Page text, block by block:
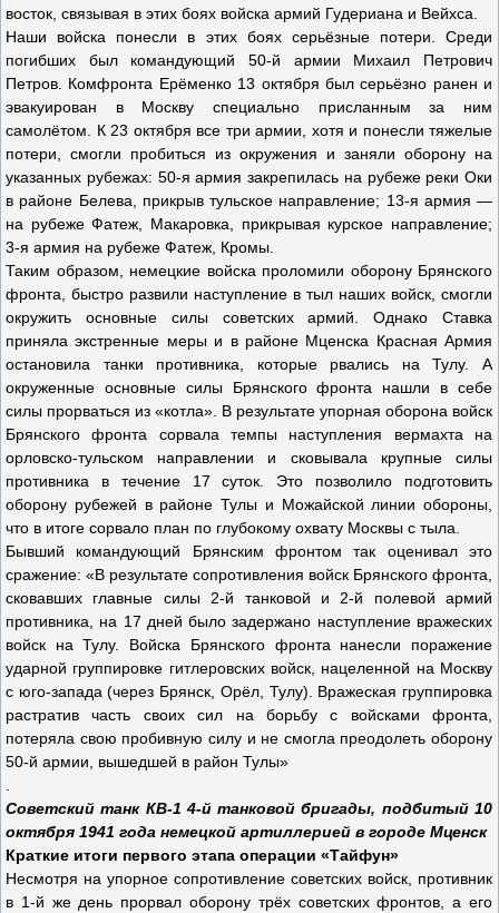
восток, связывая в этих боях войска армий Гудериана и Вейхса.
Наши войска понесли в этих боях серьёзные потери. Среди
погибших был командующий 50-й армии Михаил Петрович
Петров. Комфронта Ерёменко 13 октября был серьёзно ранен и
эвакуирован в Москву специально присланным за ним
самолётом. К 23 октября все три армии, хотя и понесли тяжелые
потери, смогли пробиться из окружения и заняли оборону на
указанных рубежах: 50-я армия закрепилась на рубеже реки Оки
в районе Белева, прикрыв тульское направление; 13-я армия —
на рубеже Фатеж, Макаровка, прикрывая курское направление;
3-я армия на рубеже Фатеж, Кромы.
Таким образом, немецкие войска проломили оборону Брянского
фронта, быстро развили наступление в тыл наших войск, смогли
окружить основные силы советских армий. Однако Ставка
приняла экстренные меры и в районе Мценска Красная Армия
остановила танки противника, которые рвались на Тулу. А
окруженные основные силы Брянского фронта нашли в себе
силы прорваться из «котла». В результате упорная оборона войск
Брянского фронта сорвала темпы наступления вермахта на
орловско-тульском направлении и сковывала крупные силы
противника в течение 17 суток. Это позволило подготовить
оборону рубежей в районе Тулы и Можайской линии обороны,
что в итоге сорвало план по глубокому охвату Москвы с тыла.
Бывший командующий Брянским фронтом так оценивал это
сражение: «В результате сопротивления войск Брянского фронта,
сковавших главные силы 2-й танковой и 2-й полевой армий
противника, на 17 дней было задержано наступление вражеских
войск на Тулу. Войска Брянского фронта нанесли поражение
ударной группировке гитлеровских войск, нацеленной на Москву
с юго-запада (через Брянск, Орёл, Тулу). Вражеская группировка
растратив часть своих сил на борьбу с войсками фронта,
потеряла свою пробивную силу и не смогла преодолеть оборону
50-й армии, вышедшей в район Тулы»
Советский танк КВ-1 4-й танковой бригады, подбитый 10
октября 1941 года немецкой артиллерией в городе Мценск
Краткие итоги первого этапа операции «Тайфун»
Несмотря на упорное сопротивление советских войск, противник
в 1-й же день прорвал оборону трёх советских фронтов, а его